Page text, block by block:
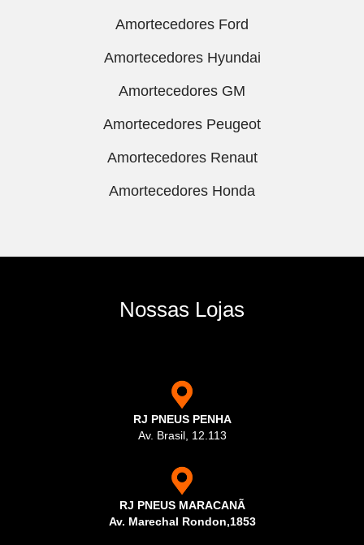
Amortecedores Ford
Amortecedores Hyundai
Amortecedores GM
Amortecedores Peugeot
Amortecedores Renaut
Amortecedores Honda
Nossas Lojas
RJ PNEUS PENHA
Av. Brasil, 12.113
RJ PNEUS MARACANÃ
Av. Marechal Rondon,1853